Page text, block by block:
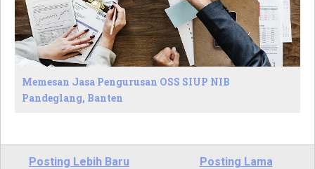
Memesan Jasa Pengurusan OSS SIUP NIB
Pandeglang, Banten
Posting Lebih Baru Posting Lama